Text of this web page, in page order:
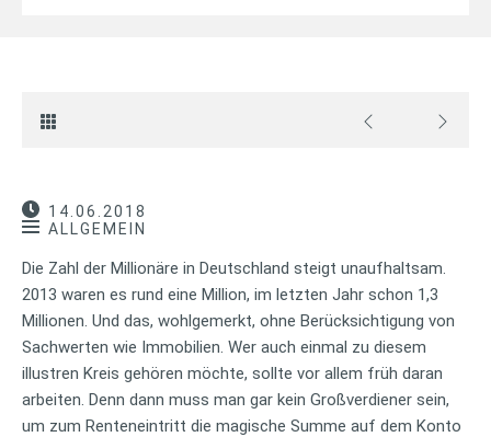
14.06.2018
ALLGEMEIN
Die Zahl der Millionäre in Deutschland steigt unaufhaltsam.
2013 waren es rund eine Million, im letzten Jahr schon 1,3
Millionen. Und das, wohlgemerkt, ohne Berücksichtigung von
Sachwerten wie Immobilien. Wer auch einmal zu diesem
illustren Kreis gehören möchte, sollte vor allem früh daran
arbeiten. Denn dann muss man gar kein Großverdiener sein,
um zum Renteneintritt die magische Summe auf dem Konto